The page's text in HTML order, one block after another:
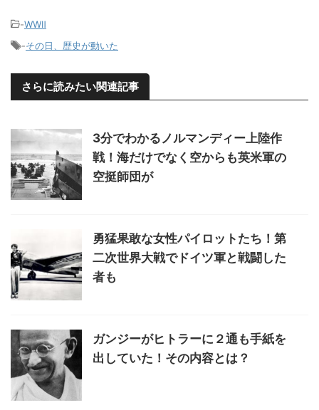
-WWⅡ
-その日、歴史が動いた
さらに読みたい関連記事
3分でわかるノルマンディー上陸作
戦！海だけでなく空からも英米軍の
空挺師団が
勇猛果敢な女性パイロットたち！第
二次世界大戦でドイツ軍と戦闘した
者も
ガンジーがヒトラーに２通も手紙を
出していた！その内容とは？